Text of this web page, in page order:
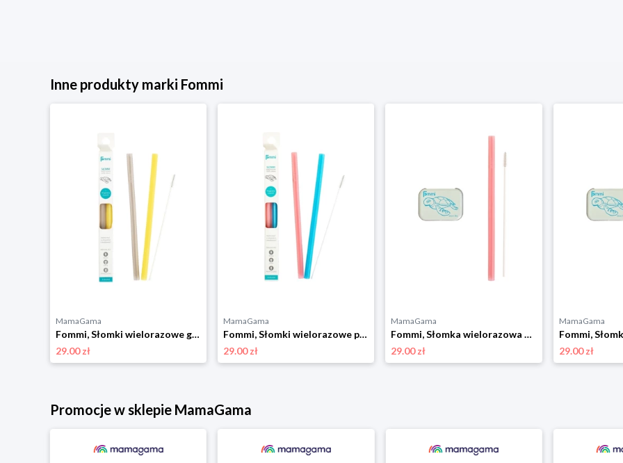
Inne produkty marki Fommi
MamaGama
Fommi, Słomki wielorazowe grey/yellow 2szt.
29.00 zł
MamaGama
Fommi, Słomki wielorazowe pink/blue 2szt.
29.00 zł
MamaGama
Fommi, Słomka wielorazowa w pudełku pink
29.00 zł
MamaGama
29.00 zł
Promocje w sklepie MamaGama